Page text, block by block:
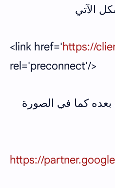
الآتي
<link href='https://
rel='preconnect'/>
بعده كما في الصورة
https://